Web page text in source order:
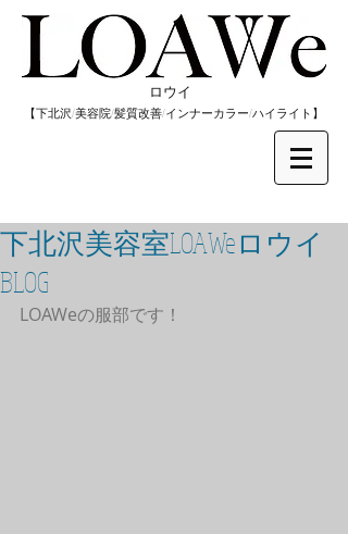
​ロウイ
​【下北沢/美容院/髪質改善/インナーカラー/​ハイライト】
下北沢美容室LOAWeロウイ
BLOG
LOAWeの服部です！